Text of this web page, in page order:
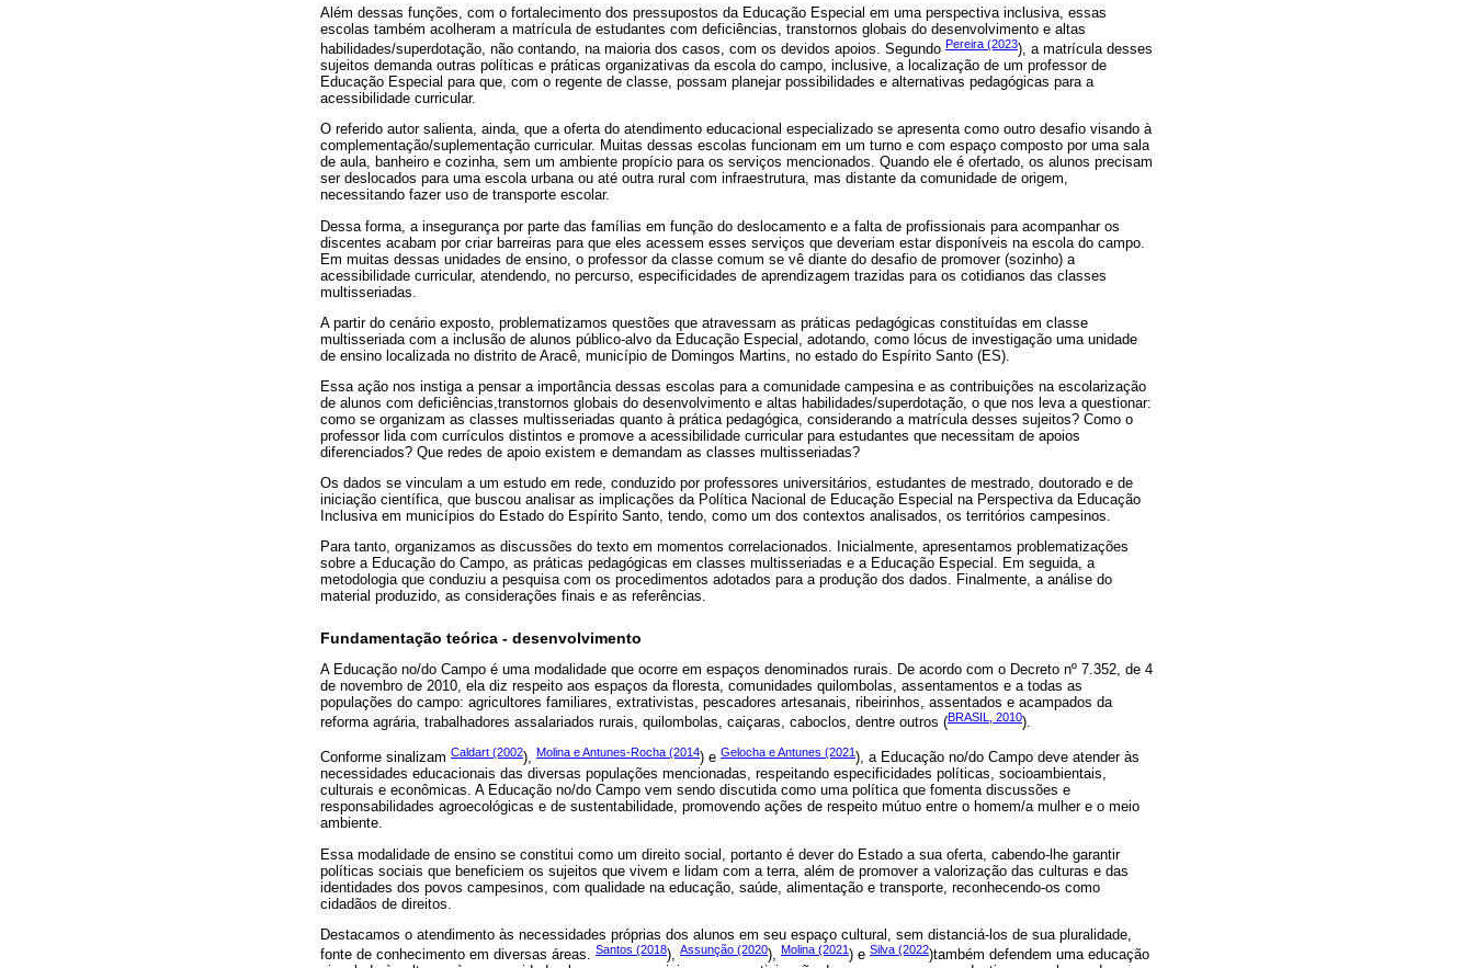
Além dessas funções, com o fortalecimento dos pressupostos da Educação Especial em uma perspectiva inclusiva, essas
escolas também acolheram a matrícula de estudantes com deficiências, transtornos globais do desenvolvimento e altas
habilidades/superdotação, não contando, na maioria dos casos, com os devidos apoios. Segundo Pereira (2023), a matrícula desses
sujeitos demanda outras políticas e práticas organizativas da escola do campo, inclusive, a localização de um professor de
Educação Especial para que, com o regente de classe, possam planejar possibilidades e alternativas pedagógicas para a
acessibilidade curricular.
O referido autor salienta, ainda, que a oferta do atendimento educacional especializado se apresenta como outro desafio visando à
complementação/suplementação curricular. Muitas dessas escolas funcionam em um turno e com espaço composto por uma sala
de aula, banheiro e cozinha, sem um ambiente propício para os serviços mencionados. Quando ele é ofertado, os alunos precisam
ser deslocados para uma escola urbana ou até outra rural com infraestrutura, mas distante da comunidade de origem,
necessitando fazer uso de transporte escolar.
Dessa forma, a insegurança por parte das famílias em função do deslocamento e a falta de profissionais para acompanhar os
discentes acabam por criar barreiras para que eles acessem esses serviços que deveriam estar disponíveis na escola do campo.
Em muitas dessas unidades de ensino, o professor da classe comum se vê diante do desafio de promover (sozinho) a
acessibilidade curricular, atendendo, no percurso, especificidades de aprendizagem trazidas para os cotidianos das classes
multisseriadas.
A partir do cenário exposto, problematizamos questões que atravessam as práticas pedagógicas constituídas em classe
multisseriada com a inclusão de alunos público-alvo da Educação Especial, adotando, como lócus de investigação uma unidade
de ensino localizada no distrito de Aracê, município de Domingos Martins, no estado do Espírito Santo (ES).
Essa ação nos instiga a pensar a importância dessas escolas para a comunidade campesina e as contribuições na escolarização
de alunos com deficiências,transtornos globais do desenvolvimento e altas habilidades/superdotação, o que nos leva a questionar:
como se organizam as classes multisseriadas quanto à prática pedagógica, considerando a matrícula desses sujeitos? Como o
professor lida com currículos distintos e promove a acessibilidade curricular para estudantes que necessitam de apoios
diferenciados? Que redes de apoio existem e demandam as classes multisseriadas?
Os dados se vinculam a um estudo em rede, conduzido por professores universitários, estudantes de mestrado, doutorado e de
iniciação científica, que buscou analisar as implicações da Política Nacional de Educação Especial na Perspectiva da Educação
Inclusiva em municípios do Estado do Espírito Santo, tendo, como um dos contextos analisados, os territórios campesinos.
Para tanto, organizamos as discussões do texto em momentos correlacionados. Inicialmente, apresentamos problematizações
sobre a Educação do Campo, as práticas pedagógicas em classes multisseriadas e a Educação Especial. Em seguida, a
metodologia que conduziu a pesquisa com os procedimentos adotados para a produção dos dados. Finalmente, a análise do
material produzido, as considerações finais e as referências.
Fundamentação teórica - desenvolvimento
A Educação no/do Campo é uma modalidade que ocorre em espaços denominados rurais. De acordo com o Decreto nº 7.352, de 4
de novembro de 2010, ela diz respeito aos espaços da floresta, comunidades quilombolas, assentamentos e a todas as
populações do campo: agricultores familiares, extrativistas, pescadores artesanais, ribeirinhos, assentados e acampados da
reforma agrária, trabalhadores assalariados rurais, quilombolas, caiçaras, caboclos, dentre outros (BRASIL, 2010).
Conforme sinalizam Caldart (2002), Molina e Antunes-Rocha (2014) e Gelocha e Antunes (2021), a Educação no/do Campo deve atender às
necessidades educacionais das diversas populações mencionadas, respeitando especificidades políticas, socioambientais,
culturais e econômicas. A Educação no/do Campo vem sendo discutida como uma política que fomenta discussões e
responsabilidades agroecológicas e de sustentabilidade, promovendo ações de respeito mútuo entre o homem/a mulher e o meio
ambiente.
Essa modalidade de ensino se constitui como um direito social, portanto é dever do Estado a sua oferta, cabendo-lhe garantir
políticas sociais que beneficiem os sujeitos que vivem e lidam com a terra, além de promover a valorização das culturas e das
identidades dos povos campesinos, com qualidade na educação, saúde, alimentação e transporte, reconhecendo-os como
cidadãos de direitos.
Destacamos o atendimento às necessidades próprias dos alunos em seu espaço cultural, sem distanciá-los de sua pluralidade,
fonte de conhecimento em diversas áreas. Santos (2018), Assunção (2020), Molina (2021) e Silva (2022)também defendem uma educação